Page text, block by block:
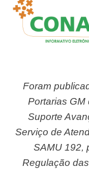
Foram publicadas no DOU de hoje (23/2),
Portarias GM
Suporte
Serviço de
SAMU 192,
Regulação